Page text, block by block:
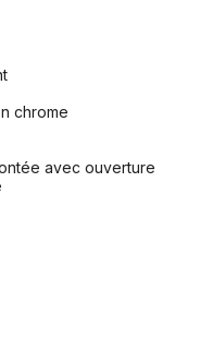
chrome
avec ouverture